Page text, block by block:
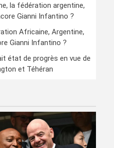
la fédération argentine,
Gianni Infantino ?
Africaine, Argentine,
Gianni Infantino ?
état de progrès en vue de
et Téhéran